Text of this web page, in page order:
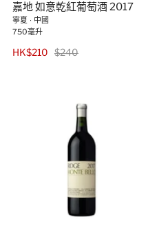
嘉地 如意乾紅葡萄酒 2017
寧夏 ∙ 中國
750毫升
HK$210 $240